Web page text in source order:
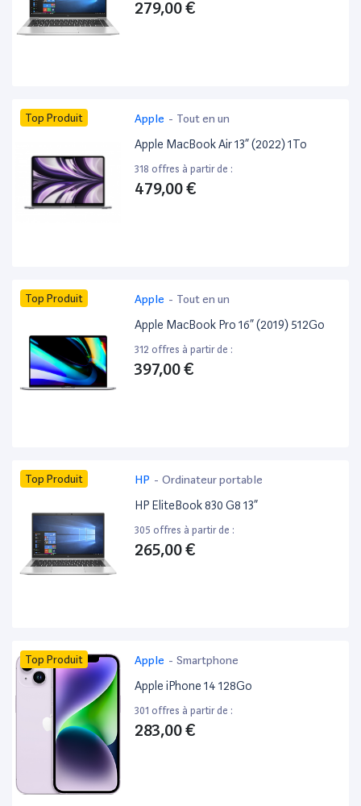
279,00 €
Top Produit Apple - Tout en un
Apple MacBook Air 13” (2022) 1To
318 offres à partir de :
479,00 €
Top Produit Apple - Tout en un
Apple MacBook Pro 16” (2019) 512Go
312 offres à partir de :
397,00 €
Top Produit HP - Ordinateur portable
HP EliteBook 830 G8 13”
305 offres à partir de :
265,00 €
Top Produit Apple - Smartphone
Apple iPhone 14 128Go
301 offres à partir de :
283,00 €